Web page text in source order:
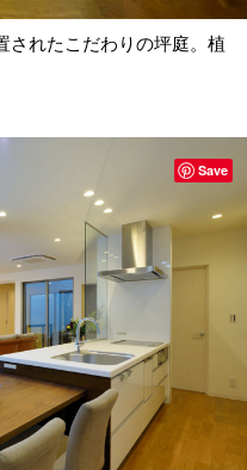
されたこだわりの坪庭。植
Save